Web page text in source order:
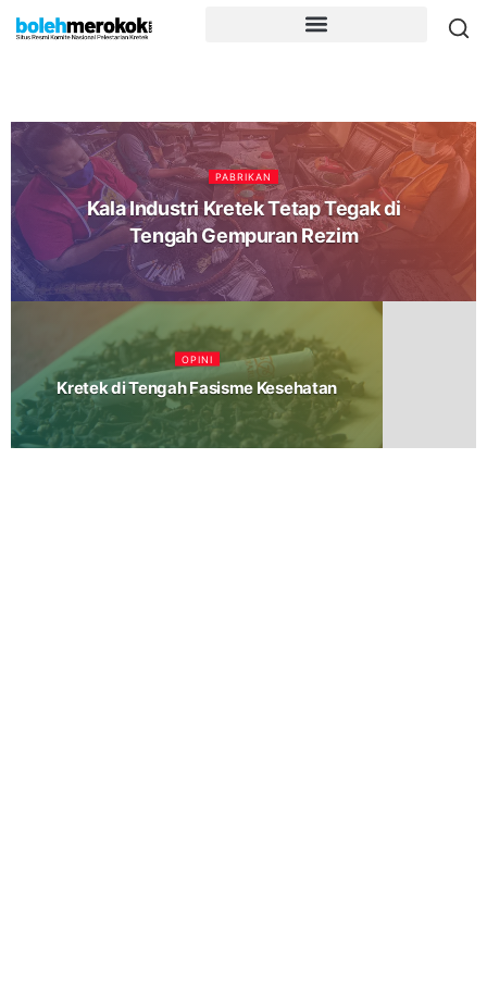
PABRIKAN
Kala Industri Kretek Tetap Tegak di
Tengah Gempuran Rezim
OPINI
Kretek di Tengah Fasisme Kesehatan